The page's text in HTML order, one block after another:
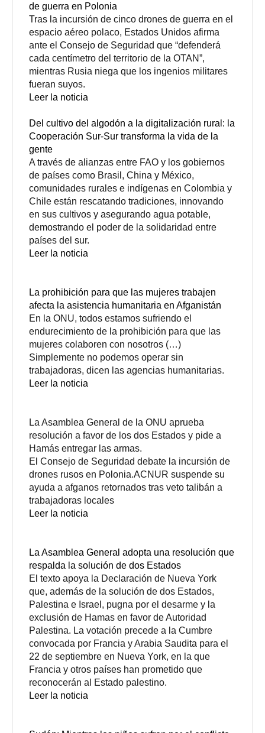
de guerra en Polonia
Tras la incursión de cinco drones de guerra en el
espacio aéreo polaco, Estados Unidos afirma
ante el Consejo de Seguridad que “defenderá
cada centímetro del territorio de la OTAN”,
mientras Rusia niega que los ingenios militares
fueran suyos.
Leer la noticia
Del cultivo del algodón a la digitalización rural: la
Cooperación Sur-Sur transforma la vida de la
gente
A través de alianzas entre FAO y los gobiernos
de países como Brasil, China y México,
comunidades rurales e indígenas en Colombia y
Chile están rescatando tradiciones, innovando
en sus cultivos y asegurando agua potable,
demostrando el poder de la solidaridad entre
países del sur.
Leer la noticia
La prohibición para que las mujeres trabajen
afecta la asistencia humanitaria en Afganistán
En la ONU, todos estamos sufriendo el
endurecimiento de la prohibición para que las
mujeres colaboren con nosotros (…)
Simplemente no podemos operar sin
trabajadoras, dicen las agencias humanitarias.
Leer la noticia
La Asamblea General de la ONU aprueba
resolución a favor de los dos Estados y pide a
Hamás entregar las armas.
El Consejo de Seguridad debate la incursión de
drones rusos en Polonia.ACNUR suspende su
ayuda a afganos retornados tras veto talibán a
trabajadoras locales
Leer la noticia
La Asamblea General adopta una resolución que
respalda la solución de dos Estados
El texto apoya la Declaración de Nueva York
que, además de la solución de dos Estados,
Palestina e Israel, pugna por el desarme y la
exclusión de Hamas en favor de Autoridad
Palestina. La votación precede a la Cumbre
convocada por Francia y Arabia Saudita para el
22 de septiembre en Nueva York, en la que
Francia y otros países han prometido que
reconocerán al Estado palestino.
Leer la noticia